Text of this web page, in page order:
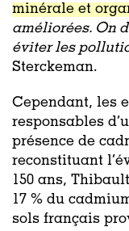
minérale et
améliorées. On
éviter les
Sterckeman.
Cependant, les
responsables
présence de
reconstituant
150 ans,
17 % du
sols français